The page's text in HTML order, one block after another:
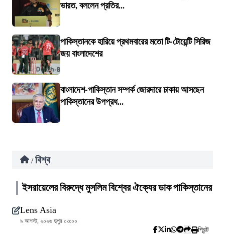
ভারত, বললেন প্রতির...
পাকিস্তানকে হারিয়ে প্রথমবারের মতো টি-টোয়েন্টি সিরিজ
জয় বাংলাদেশের
বাংলাদেশ-পাকিস্তান সম্পর্ক জোরদারে ঢাকায় আসছেন
পাকিস্তানের উপপ্রধ...
/ বিশ্ব
ইসরায়েলের বিরুদ্ধে মুসলিম বিশ্বের ঐক্যের ডাক পাকিস্তানের
Lens Asia
৯ আগস্ট, ২০২৬ দুপুর ০৩:০০
প্রিন্ট